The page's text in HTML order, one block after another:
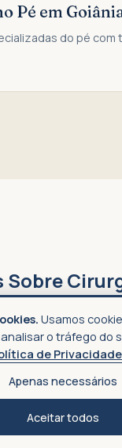
Pé em
do pé com
Sobre
a Cirurgia de
de Recuperação
Usamos
o tráfego do
de Privacidade
Apenas necessários
Aceitar todos